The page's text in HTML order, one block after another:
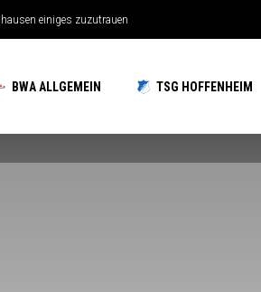
einiges zuzutrauen
BWA ALLGEMEIN TSG HOFFENHEIM